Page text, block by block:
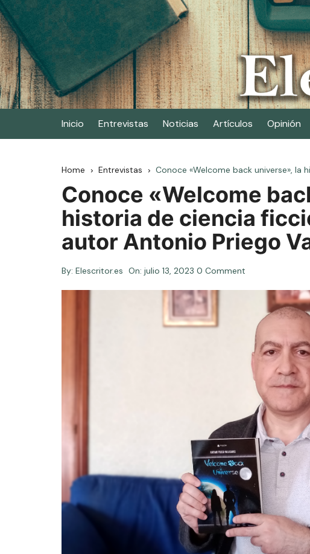
Skip
to
content
Elescritor.es
El periódico digital de los escritores
Inicio Entrevistas Noticias Artículos Opinión
Home Entrevistas Conoce «Welcome back universe»,
Conoce «Welcome
historia de ciencia
autor Antonio Priego
By: Elescritor.es On: julio 13, 2023 0 Comment